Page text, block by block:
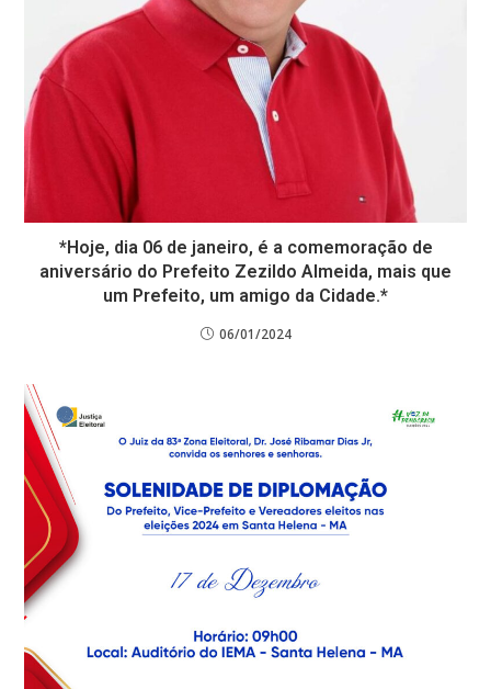
*Hoje, dia 06 de janeiro, é a comemoração de
aniversário do Prefeito Zezildo Almeida, mais que
um Prefeito, um amigo da Cidade.*
06/01/2024